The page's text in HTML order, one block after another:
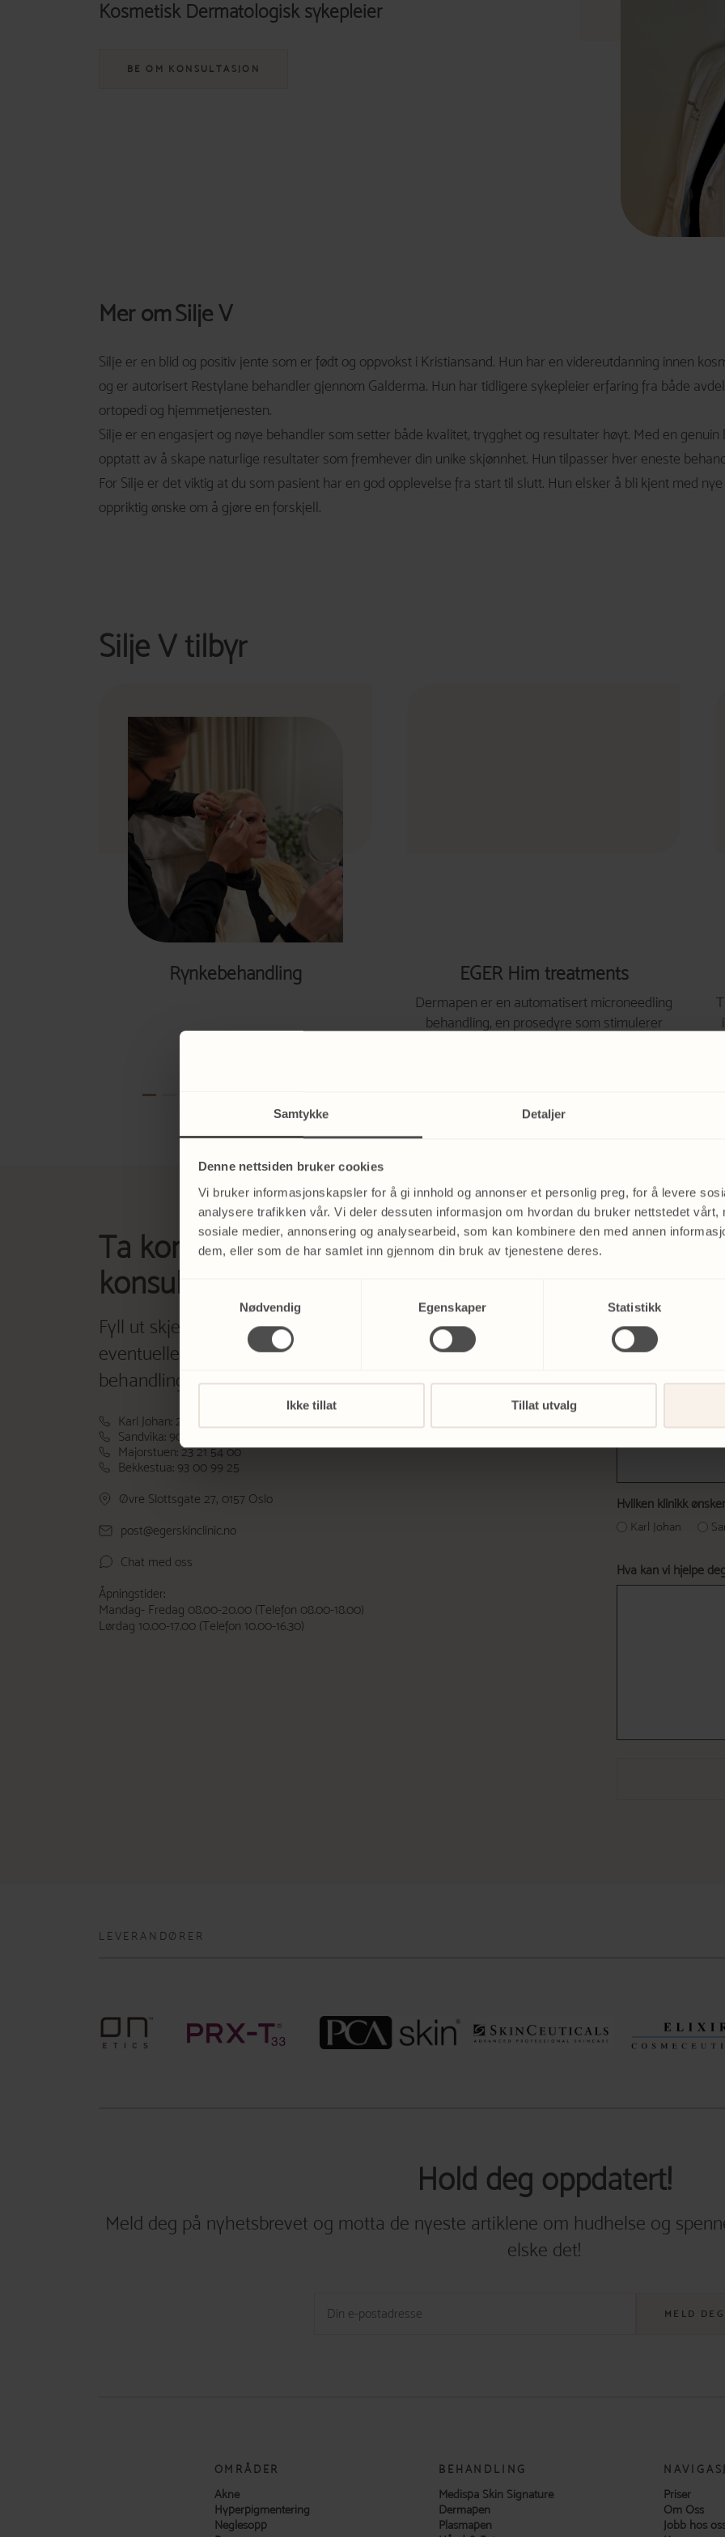
Samtykke Detaljer
Denne nettsiden bruker cookies
Vi bruker informasjonskapsler for å gi innhold og annonser et personlig preg, for å levere
analysere trafikken vår. Vi deler dessuten informasjon om hvordan du bruker nettstedet vårt,
sosiale medier, annonsering og analysearbeid, som kan kombinere den med annen
dem, eller som de har samlet inn gjennom din bruk av tjenestene deres.
Nødvendig
Egenskaper Statistikk
Ikke tillat Tillat utvalg
Kosmetisk Dermatologisk sykepleier
BE OM KONSULTASJON
Mer omSilje V
Silje er en blid og positiv jente som er født og oppvokst i Kristiansand. Hun har en videreutdanning innen
og er autorisert Restylane behandler gjennom Galderma. Hun har tidligere sykepleier erfaring fra både
ortopedi og hjemmetjenesten.
Silje er en engasjert og nøye behandler som setter både kvalitet, trygghet og resultater høyt. Med en
opptatt av å skape naturlige resultater som fremhever din unike skjønnhet. Hun tilpasser hver eneste
For Silje er det viktig at du som pasient har en god opplevelse fra start til slutt. Hun elsker å bli kjent med
oppriktig ønske om å gjøre en forskjell.
Silje V tilbyr
Rynkebehandling EGER Him treatments
​​Dermapen er en automatisert microneedling
behandling, en prosedyre som stimulerer
Ta kontakt for uforpliktende
konsultasjon
Fyll ut skjemaet eller ta kontakt direkte for
eventuelle spørsmål og hjelp til å finne riktig
behandling for dine behov.
Karl Johan: 22 33 60 60
Sandvika: 902 57 677
Majorstuen: 23 21 54 00
Bekkestua: 93 00 99 25
Øvre Slottsgate 27, 0157 Oslo
post@egerskinclinic.no
Chat med oss
Åpningstider:
Mandag- Fredag 08.00-20.00 (Telefon 08.00-18.00)
Lørdag 10.00-17.00 (Telefon 10.00-16.30)
E-postadresse
Hvilken klinikk
Karl Johan
Hva kan vi hjelpe
LEVERANDØRER
Hold deg oppdatert!
Meld deg på nyhetsbrevet og motta de nyeste artiklene om hudhelse og
elske det!
MELD
OMRÅDER
Akne
Hyperpigmentering
Neglesopp
BEHANDLING
Medispa Skin Signature
Dermapen
Plasmapen
Priser
Om Oss
Jobb hos